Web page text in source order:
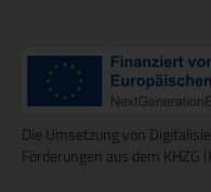
Die Umsetzung von
Förderungen aus dem